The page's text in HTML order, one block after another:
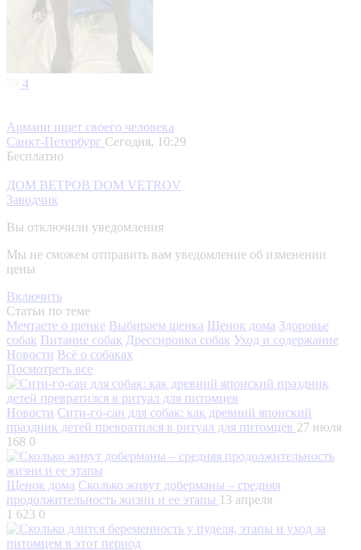
4
Армани ищет своего человека
Санкт-Петербург Сегодня, 10:29
Бесплатно
ДОМ ВЕТРОВ DOM VETROV
Заводчик
Вы отключили уведомления
Мы не сможем отправить вам уведомление об изменении
цены
Включить
Статьи по теме
Мечтаете о щенке Выбираем щенка Щенок дома Здоровье
собак Питание собак Дрессировка собак Уход и содержание
Новости Всё о собаках
Посмотреть все
Новости Сити-го-сан для собак: как древний японский
праздник детей превратился в ритуал для питомцев 27 июля
168 0
Щенок дома Сколько живут доберманы – средняя
продолжительность жизни и ее этапы 13 апреля
1 623 0